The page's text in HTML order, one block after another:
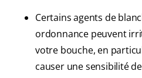
Certains agents de
ordonnance peuvent
votre bouche, en
causer une sensibilité